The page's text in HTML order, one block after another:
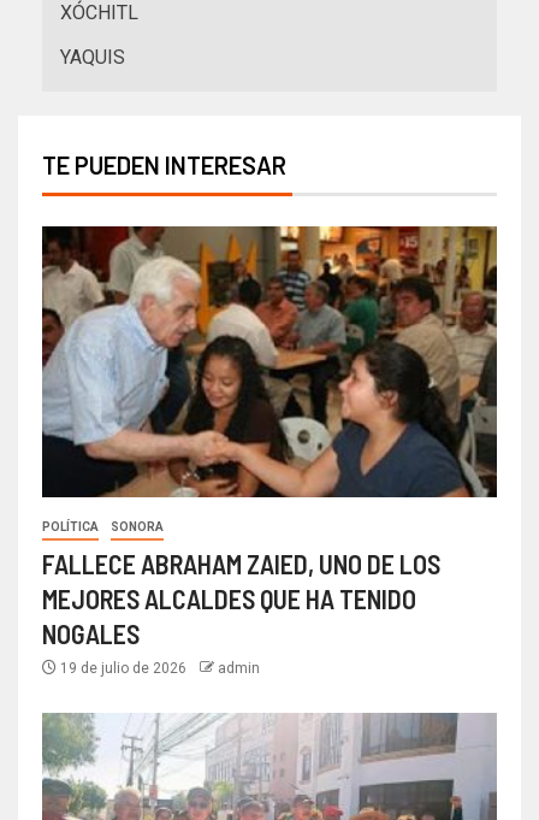
XÓCHITL
YAQUIS
TE PUEDEN INTERESAR
POLÍTICA SONORA
FALLECE ABRAHAM ZAIED, UNO DE LOS
MEJORES ALCALDES QUE HA TENIDO
NOGALES
19 de julio de 2026 admin